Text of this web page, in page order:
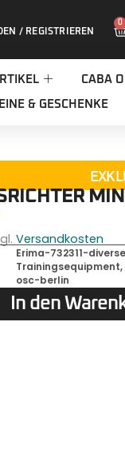
/ REGISTRIEREN
0
CABA
& GESCHENKE
Versandkosten
Erima-732311-
Trainingsequipment,
osc-berlin
In den